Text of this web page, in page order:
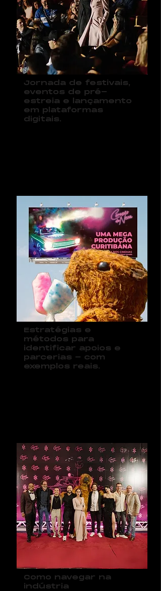
Jornada de festivais,
eventos de pré-
estreia e lançamento
em plataformas
digitais.
Estratégias e
métodos para
identificar apoios e
parcerias - com
exemplos reais.
Como navegar na
indústria